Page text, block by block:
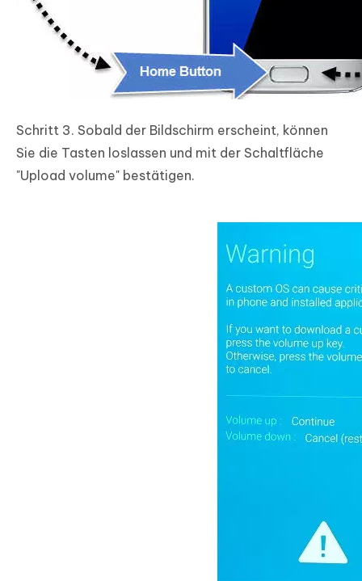
Schritt 3. Sobald der Bildschirm erscheint, können
Sie die Tasten loslassen und mit der Schaltfläche
"Upload volume" bestätigen.